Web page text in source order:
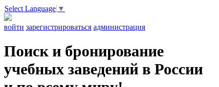
Select Language ▼
войти зарегистрироваться администрация
Поиск и бронирование
учебных заведений в России